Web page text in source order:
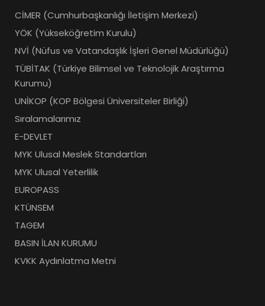
CİMER (Cumhurbaşkanlığı İletişim Merkezi)
YÖK (Yükseköğretim Kurulu)
NVİ (Nüfus ve Vatandaşlık İşleri Genel Müdürlüğü)
TÜBİTAK (Türkiye Bilimsel ve Teknolojik Araştırma
Kurumu)
UNİKOP (KOP Bölgesi Üniversiteler Birliği)
Sıralamalarımız
E-DEVLET
MYK Ulusal Meslek Standartları
MYK Ulusal Yeterlilik
EUROPASS
KTÜNSEM
TAGEM
BASIN İLAN KURUMU
KVKK Aydınlatma Metni